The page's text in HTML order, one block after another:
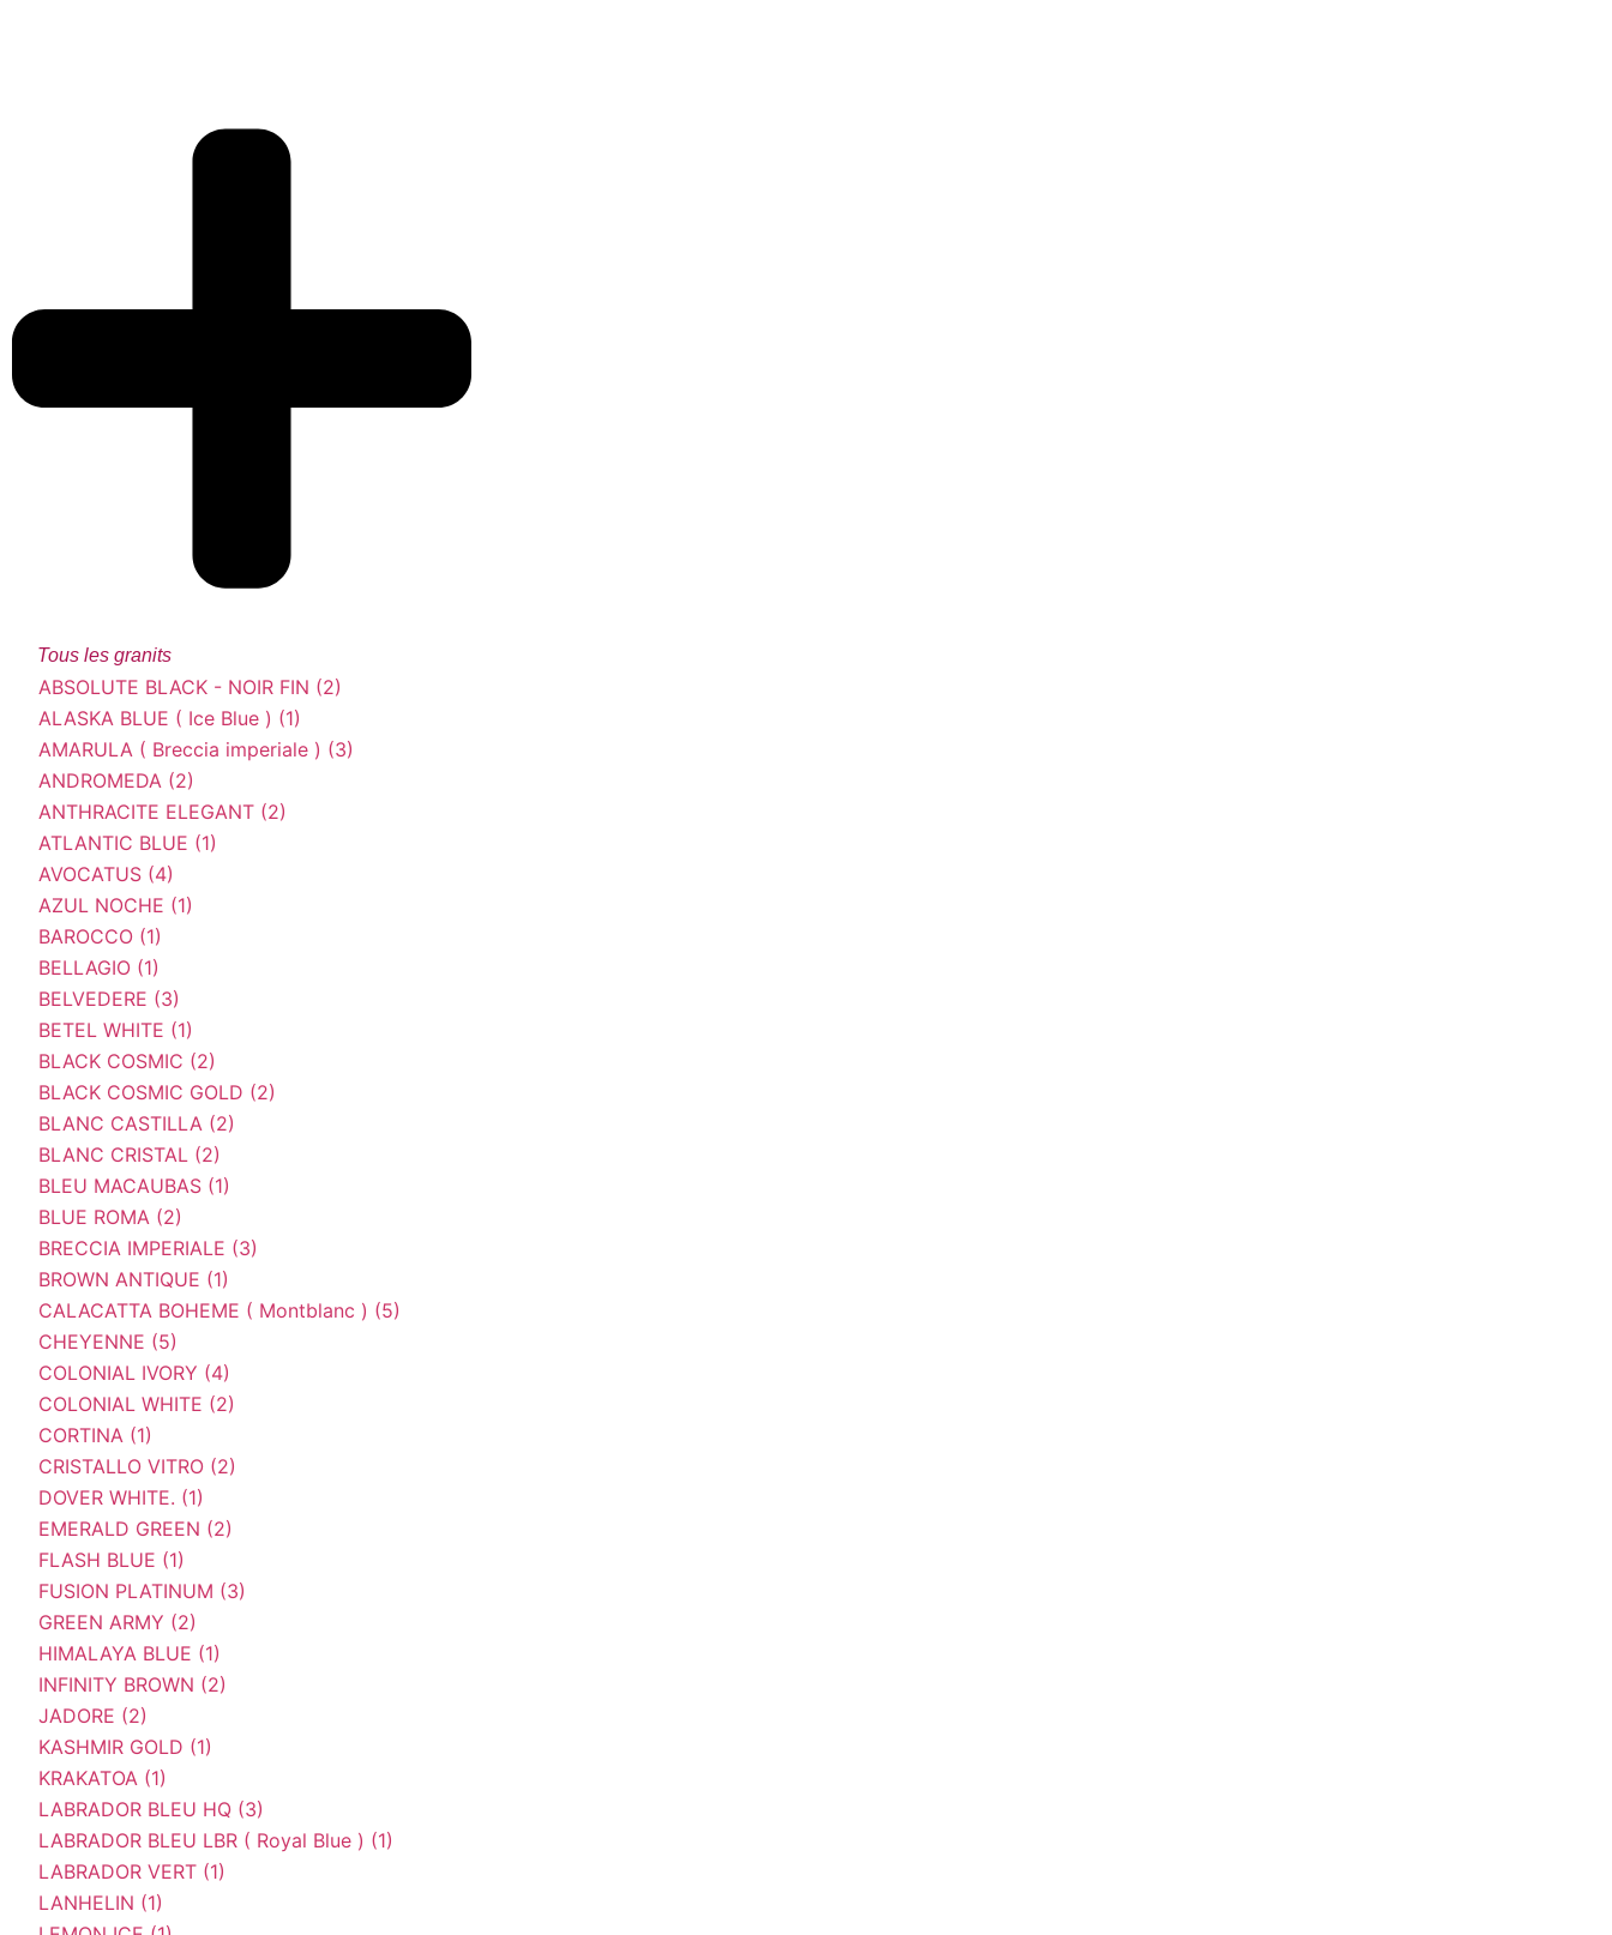
Tous les granits
ABSOLUTE BLACK - NOIR FIN (2)
ALASKA BLUE ( Ice Blue ) (1)
AMARULA ( Breccia imperiale ) (3)
ANDROMEDA (2)
ANTHRACITE ELEGANT (2)
ATLANTIC BLUE (1)
AVOCATUS (4)
AZUL NOCHE (1)
BAROCCO (1)
BELLAGIO (1)
BELVEDERE (3)
BETEL WHITE (1)
BLACK COSMIC (2)
BLACK COSMIC GOLD (2)
BLANC CASTILLA (2)
BLANC CRISTAL (2)
BLEU MACAUBAS (1)
BLUE ROMA (2)
BRECCIA IMPERIALE (3)
BROWN ANTIQUE (1)
CALACATTA BOHEME ( Montblanc ) (5)
CHEYENNE (5)
COLONIAL IVORY (4)
COLONIAL WHITE (2)
CORTINA (1)
CRISTALLO VITRO (2)
DOVER WHITE. (1)
EMERALD GREEN (2)
FLASH BLUE (1)
FUSION PLATINUM (3)
GREEN ARMY (2)
HIMALAYA BLUE (1)
INFINITY BROWN (2)
JADORE (2)
KASHMIR GOLD (1)
KRAKATOA (1)
LABRADOR BLEU HQ (3)
LABRADOR BLEU LBR ( Royal Blue ) (1)
LABRADOR VERT (1)
LANHELIN (1)